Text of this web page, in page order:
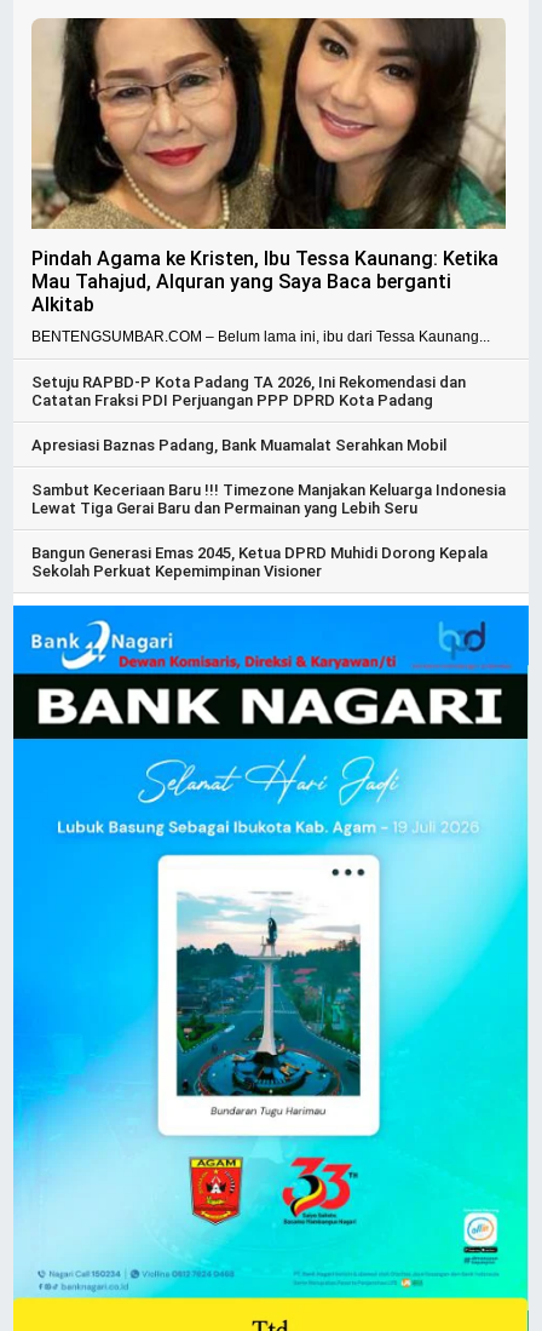
Pindah Agama ke Kristen, Ibu Tessa Kaunang: Ketika
Mau Tahajud, Alquran yang Saya Baca berganti
Alkitab
BENTENGSUMBAR.COM – Belum lama ini, ibu dari Tessa Kaunang...
Setuju RAPBD-P Kota Padang TA 2026, Ini Rekomendasi dan
Catatan Fraksi PDI Perjuangan PPP DPRD Kota Padang
Apresiasi Baznas Padang, Bank Muamalat Serahkan Mobil
Sambut Keceriaan Baru !!! Timezone Manjakan Keluarga Indonesia
Lewat Tiga Gerai Baru dan Permainan yang Lebih Seru
Bangun Generasi Emas 2045, Ketua DPRD Muhidi Dorong Kepala
Sekolah Perkuat Kepemimpinan Visioner